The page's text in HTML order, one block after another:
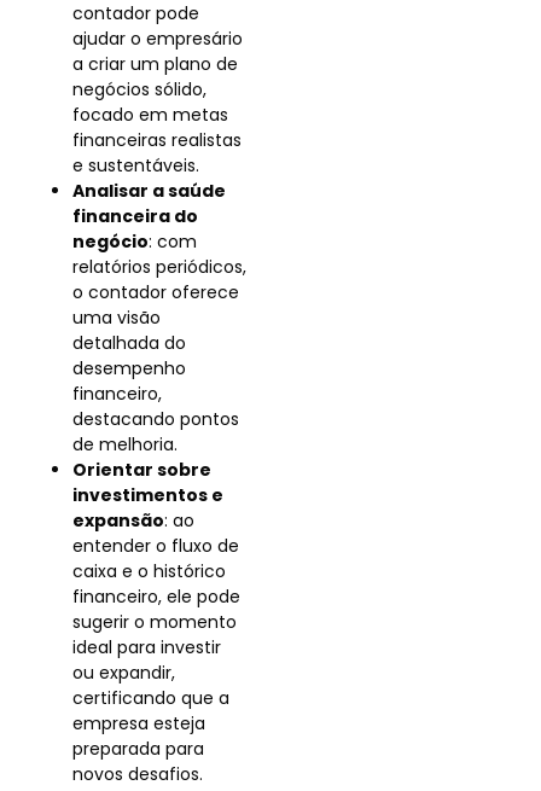
contador pode
ajudar o empresário
a criar um plano de
negócios sólido,
focado em metas
financeiras realistas
e sustentáveis.
Analisar a saúde
financeira do
negócio: com
relatórios periódicos,
o contador oferece
uma visão
detalhada do
desempenho
financeiro,
destacando pontos
de melhoria.
Orientar sobre
investimentos e
expansão: ao
entender o fluxo de
caixa e o histórico
financeiro, ele pode
sugerir o momento
ideal para investir
ou expandir,
certificando que a
empresa esteja
preparada para
novos desafios.